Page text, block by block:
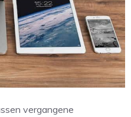
vergangene